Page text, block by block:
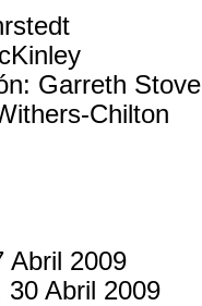
Garreth
Chilton
Abril 2009
30 Abril 2009